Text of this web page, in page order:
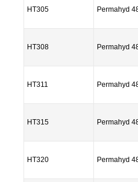
HT305 Permahyd
HT308 Permahyd
HT311 Permahyd
HT315 Permahyd
HT320 Permahyd